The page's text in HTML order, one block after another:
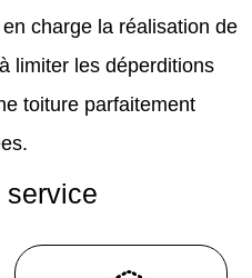
charge la réalisation de
limiter les déperditions
toiture parfaitement
service